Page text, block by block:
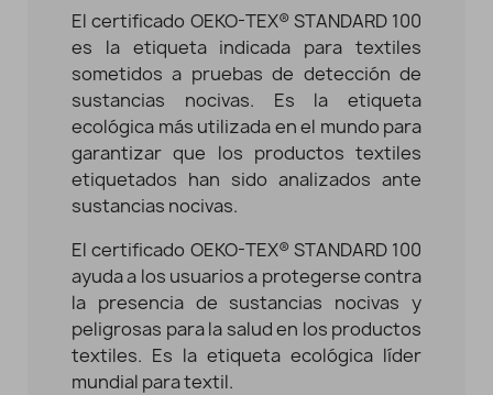
El certificado OEKO-TEX® STANDARD 100
es la etiqueta indicada para textiles
sometidos a pruebas de detección de
sustancias nocivas. Es la etiqueta
ecológica más utilizada en el mundo para
garantizar que los productos textiles
etiquetados han sido analizados ante
sustancias nocivas.
El certificado OEKO-TEX® STANDARD 100
ayuda a los usuarios a protegerse contra
la presencia de sustancias nocivas y
peligrosas para la salud en los productos
textiles. Es la etiqueta ecológica líder
mundial para textil.